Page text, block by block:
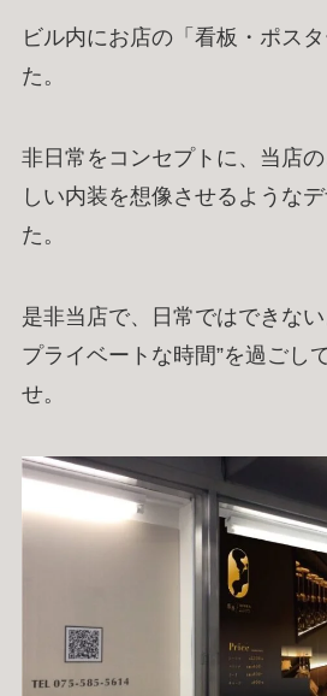
設備：無料Wi-Fi 全席コンセント完備
禁煙・喫煙：全席喫煙可 ※加
恋香（RENKA）半個室シーシ
京都・四条河原町のプライ
ビル内にお店の「看板・ポス
た。
非日常をコンセプトに、当店
しい内装を想像させるような
た。
是非当店で、日常ではできな
プライベートな時間”を過ごし
せ。